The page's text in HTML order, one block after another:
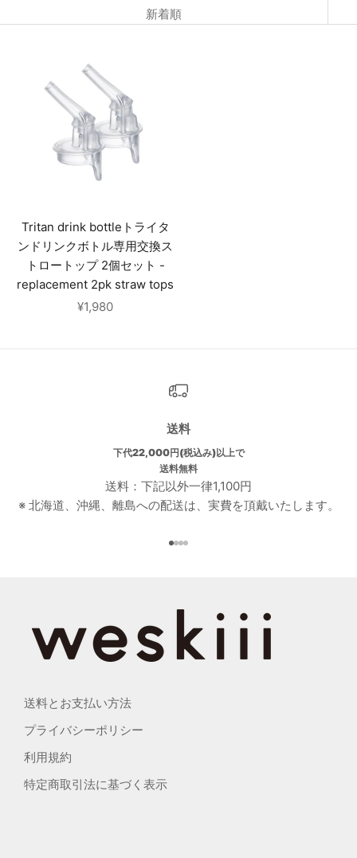
新着順
Tritan drink bottleトライタ
ンドリンクボトル専用交換ス
トロートップ 2個セット -
replacement 2pk straw tops
セール価格
¥1,980
送料
下代22,000円(税込み)以上で
送料無料
送料：下記以外一律1,100円
※ 北海道、沖縄、離島への配送は、実費を頂戴いたします。
I18n Error: Missing interpolation
I18n Error: Missing interpolation
I18n Error: Missing
I18n Error: Missing
送料とお支払い方法
プライバシーポリシー
利用規約
特定商取引法に基づく表示